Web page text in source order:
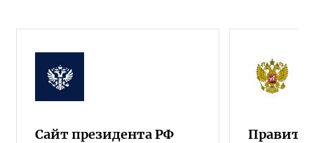
Сайт президента РФ